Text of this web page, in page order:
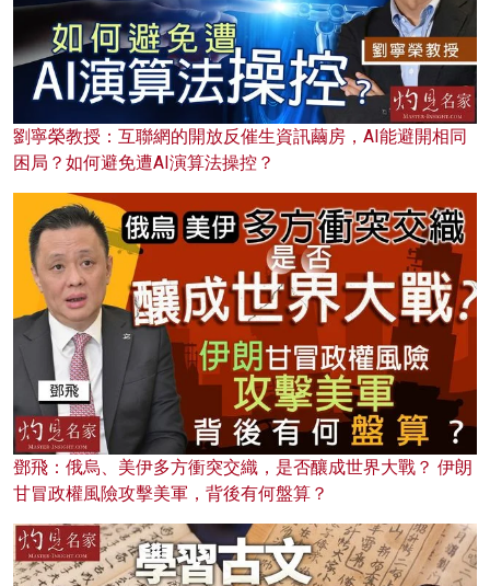
劉寧榮教授：互聯網的開放反催生資訊繭房，AI能避開相同
困局？如何避免遭AI演算法操控？
鄧飛：俄烏、美伊多方衝突交織，是否釀成世界大戰？ 伊朗
甘冒政權風險攻擊美軍，背後有何盤算？